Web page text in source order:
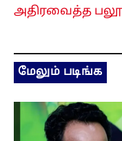
அதிரவைத்த
மேலும் படிங்க